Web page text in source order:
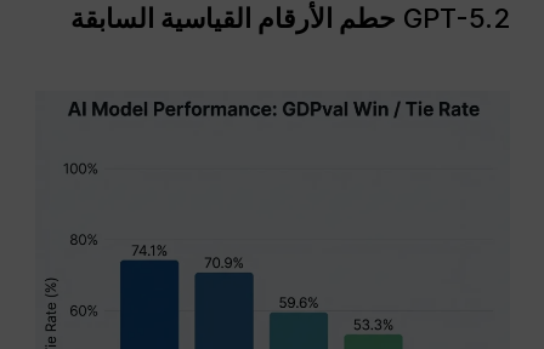
GPT-5.2 حطم الأرقام القياسية السابقة